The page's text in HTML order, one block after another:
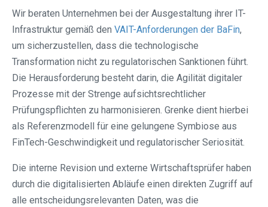
Wir beraten Unternehmen bei der Ausgestaltung ihrer IT-
Infrastruktur gemäß den VAIT-Anforderungen der BaFin,
um sicherzustellen, dass die technologische
Transformation nicht zu regulatorischen Sanktionen führt.
Die Herausforderung besteht darin, die Agilität digitaler
Prozesse mit der Strenge aufsichtsrechtlicher
Prüfungspflichten zu harmonisieren. Grenke dient hierbei
als Referenzmodell für eine gelungene Symbiose aus
FinTech-Geschwindigkeit und regulatorischer Seriosität.
Die interne Revision und externe Wirtschaftsprüfer haben
durch die digitalisierten Abläufe einen direkten Zugriff auf
alle entscheidungsrelevanten Daten, was die